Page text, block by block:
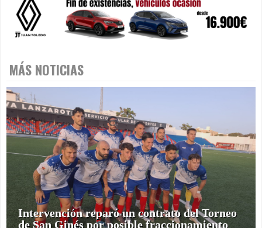
MÁS NOTICIAS
Intervención reparó un contrato del Torneo
de San Ginés por posible fraccionamiento